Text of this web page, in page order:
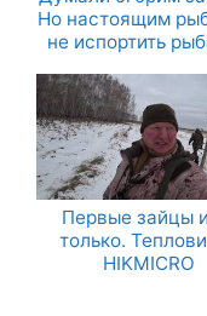
Но настоящим
не испортить
Первые зайцы
только.
HIKMICRO